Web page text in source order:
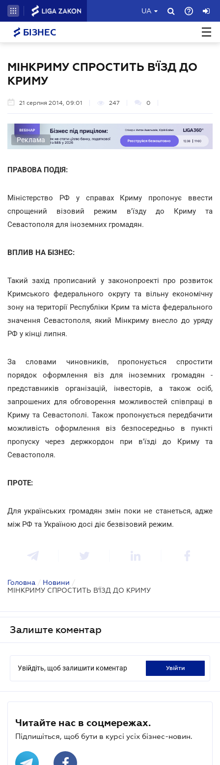
UA
БІЗНЕС
МІНКРИМУ СПРОСТИТЬ В'ЇЗД ДО
КРИМУ
21 серпня 2014, 09:01 247 0
Реклама
ПРАВОВА ПОДІЯ:
Міністерство РФ у справах Криму пропонує ввести
спрощений візовий режим в'їзду до Криму та
Севастополя для іноземних громадян.
ВПЛИВ НА БІЗНЕС:
Такий захід прописаний у законопроекті про розвиток
Кримського федерального округу та вільну економічну
зону на території Республіки Крим та міста федерального
значення Севастополя, який Мінкриму внесло до уряду
РФ у кінці липня.
За словами чиновників, пропонується спростити
порядок оформлення віз для іноземних громадян -
представників організацій, інвесторів, а також осіб,
запрошених для обговорення можливостей співпраці в
Криму та Севастополі. Також пропонується передбачити
можливість оформлення віз безпосередньо в пункті
пропуску через держкордон при в'їзді до Криму та
Севастополя.
ПРОТЕ:
Для українських громадян змін поки не станеться, адже
між РФ та Україною досі діє безвізовий режим.
Головна / Новини /
МІНКРИМУ СПРОСТИТЬ В'ЇЗД ДО КРИМУ
Залиште коментар
Увійдіть, щоб залишити коментар увійти
Читайте нас в соцмережах.
Підпишіться, щоб бути в курсі усіх бізнес-новин.